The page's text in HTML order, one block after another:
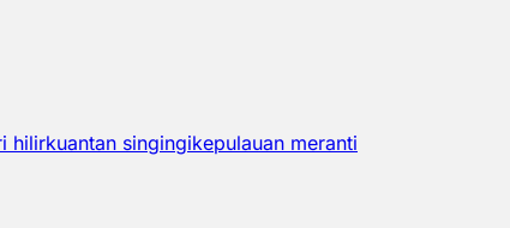
hilirkuantan singingikepulauan meranti